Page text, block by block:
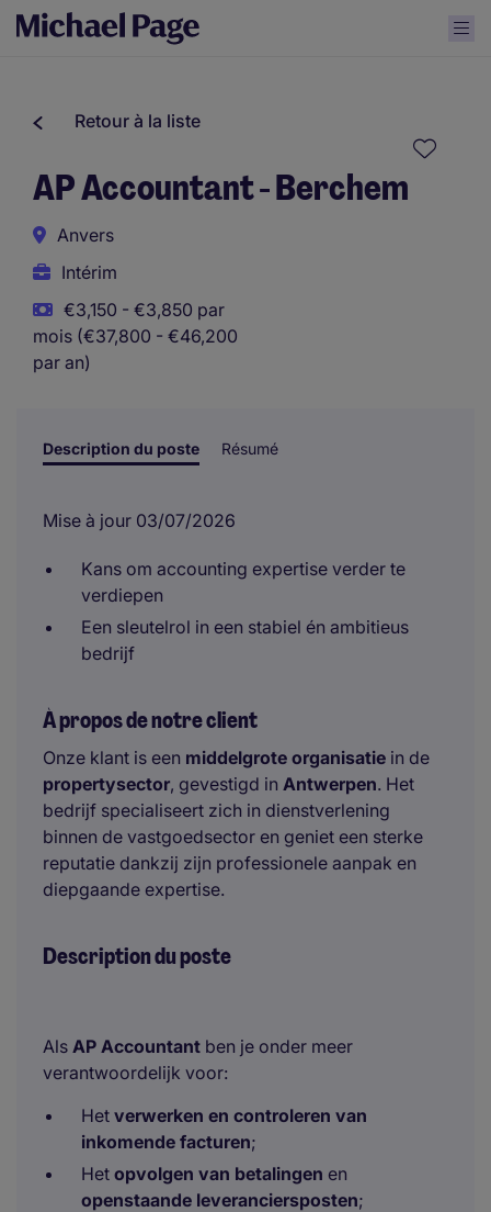
Retour à la liste
AP Accountant - Berchem
Anvers
Intérim
€3,150 - €3,850 par
mois (€37,800 - €46,200
par an)
Description du poste Résumé
Mise à jour 03/07/2026
Kans om accounting expertise verder te
verdiepen
Een sleutelrol in een stabiel én ambitieus
bedrijf
À propos de notre client
Onze klant is een middelgrote organisatie in de
propertysector, gevestigd in Antwerpen. Het
bedrijf specialiseert zich in dienstverlening
binnen de vastgoedsector en geniet een sterke
reputatie dankzij zijn professionele aanpak en
diepgaande expertise.
Description du poste
Als AP Accountant ben je onder meer
verantwoordelijk voor:
Het verwerken en controleren van
inkomende facturen;
Het opvolgen van betalingen en
openstaande leveranciersposten;